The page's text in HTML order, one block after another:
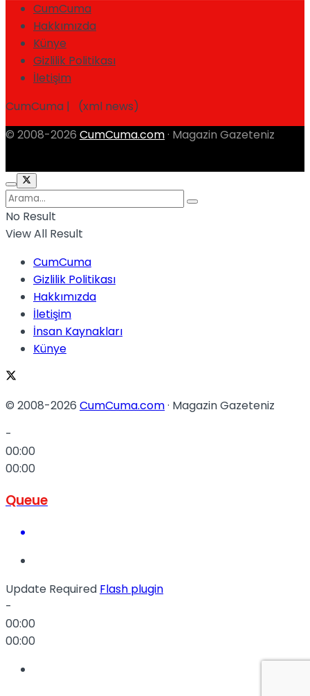
CumCuma
Hakkımızda
Künye
Gizlilik Politikası
İletişim
CumCuma | (xml news)
© 2008-2026 CumCuma.com · Magazin Gazeteniz
No Result
View All Result
CumCuma
Gizlilik Politikası
Hakkımızda
İletişim
İnsan Kaynakları
Künye
© 2008-2026 CumCuma.com· Magazin Gazeteniz
-
00:00
00:00
Queue
Update Required Flash plugin
-
00:00
00:00